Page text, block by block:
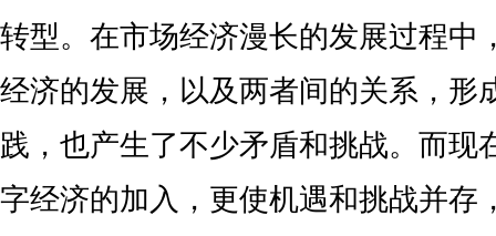
转型。在市场经济漫长的发展过程中
经济的发展，以及两者间的关系，形
践，也产生了不少矛盾和挑战。而现
字经济的加入，更使机遇和挑战并存